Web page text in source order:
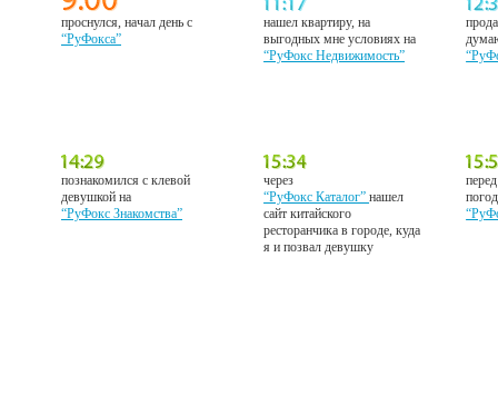
проснулся, начал день с
“РуФокса”
нашел квартиру, на
выгодных мне условиях на
“РуФокс Недвижимость”
познакомился с клевой
девушкой на
“РуФокс Знакомства”
через
“РуФокс Каталог”нашел
сайт китайского
ресторанчика в городе, куда
я и позвал девушку